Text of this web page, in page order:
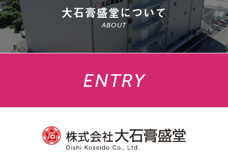
大石膏盛堂について
ABOUT
ENTRY